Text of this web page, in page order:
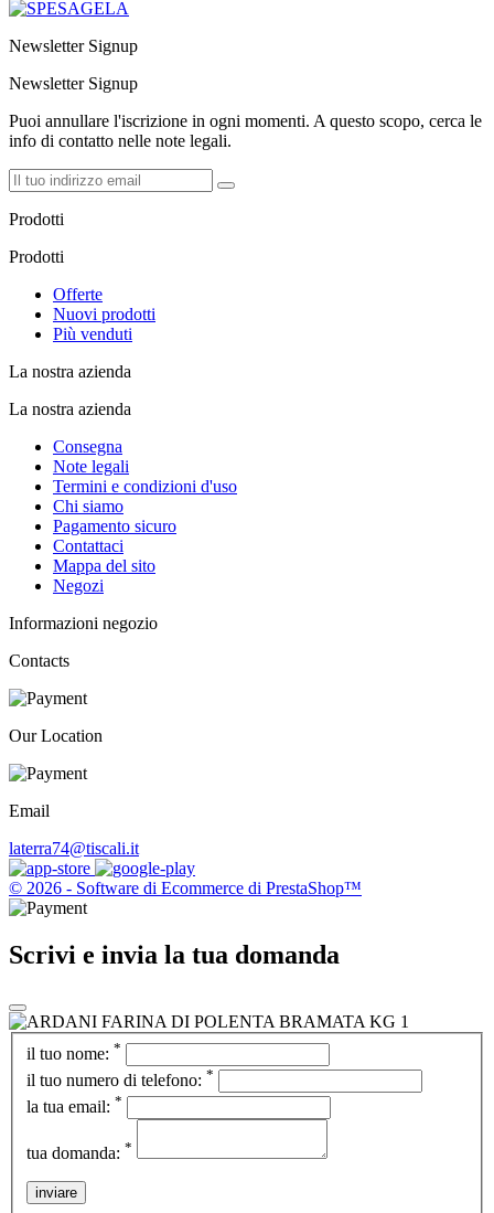
Newsletter Signup
Newsletter Signup
Puoi annullare l'iscrizione in ogni momenti. A questo scopo, cerca le
info di contatto nelle note legali.
Prodotti
Prodotti
Offerte
Nuovi prodotti
Più venduti
La nostra azienda
La nostra azienda
Consegna
Note legali
Termini e condizioni d'uso
Chi siamo
Pagamento sicuro
Contattaci
Mappa del sito
Negozi
Informazioni negozio
Contacts
Our Location
Email
laterra74@tiscali.it
© 2026 - Software di Ecommerce di PrestaShop™
Scrivi e invia la tua domanda
il tuo nome: *
il tuo numero di telefono: *
la tua email: *
tua domanda: *
inviare